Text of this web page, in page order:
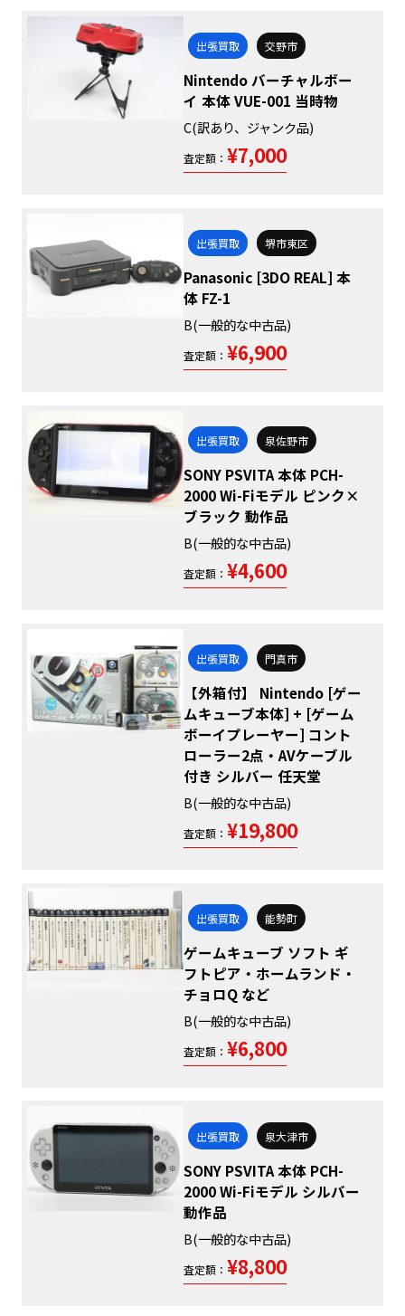
出張買取 交野市
Nintendo バーチャルボー
イ 本体 VUE-001 当時物
C(訳あり、ジャンク品)
査定額： ¥7,000
出張買取 堺市東区
Panasonic [3DO REAL] 本
体 FZ-1
B(一般的な中古品)
査定額： ¥6,900
出張買取 泉佐野市
SONY PSVITA 本体 PCH-
2000 Wi-Fiモデル ピンク×
ブラック 動作品
B(一般的な中古品)
査定額： ¥4,600
出張買取 門真市
【外箱付】 Nintendo [ゲー
ムキューブ本体] + [ゲーム
ボーイプレーヤー] コント
ローラー2点・AVケーブル
付き シルバー 任天堂
B(一般的な中古品)
査定額： ¥19,800
出張買取 能勢町
ゲームキューブ ソフト ギ
フトピア・ホームランド・
チョロQ など
B(一般的な中古品)
査定額： ¥6,800
出張買取 泉大津市
SONY PSVITA 本体 PCH-
2000 Wi-Fiモデル シルバー
動作品
B(一般的な中古品)
査定額： ¥8,800